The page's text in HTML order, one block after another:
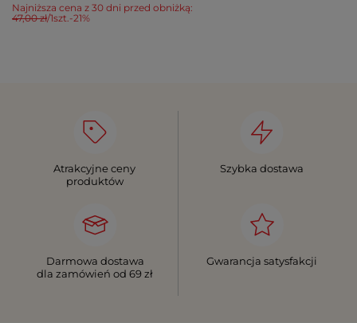
Najniższa cena z 30 dni przed obniżką:
47,00 zł/1szt. -21%
Atrakcyjne ceny
produktów
Szybka dostawa
Darmowa dostawa
dla zamówień od 69 zł
Gwarancja satysfakcji